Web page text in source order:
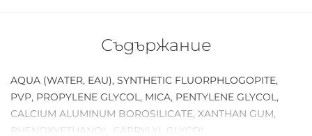
безкрайни грим визии за всеки повод.
Съдържание
AQUA (WATER, EAU), SYNTHETIC FLUORPHLOGOPITE,
PVP, PROPYLENE GLYCOL, MICA, PENTYLENE GLYCOL,
CALCIUM ALUMINUM BOROSILICATE, XANTHAN GUM,
PHENOXYETHANOL, CAPRYLYL GLYCOL,